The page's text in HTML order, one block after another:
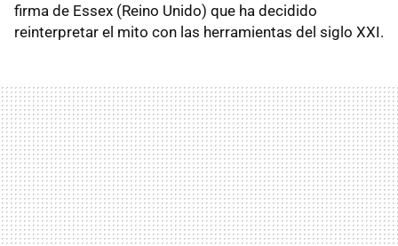
firma de Essex (Reino Unido) que ha decidido
reinterpretar el mito con las herramientas del siglo XXI.